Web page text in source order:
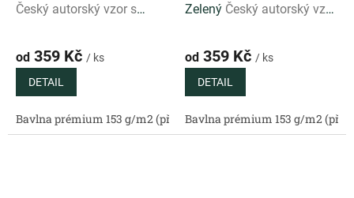
Český autorský vzor s
od 359 Kč / ks
DETAIL
Bavlna prémium 153 g/m2 (přírodní) Bavlněný satén 130 g/
Zelený Český autorský vzor
od 359 Kč / ks
DETAIL
Bavlna prémium 153 g/m2